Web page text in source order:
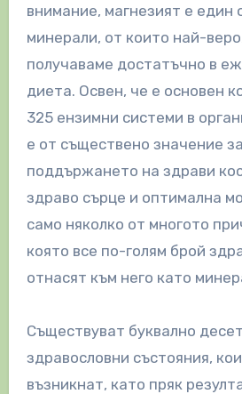
внимание, магнезият е
минерали, от които най-
получаваме достатъчно в
диета. Освен, че е основен
325 ензимни системи в
е от съществено значение
поддържането на здрави
здраво сърце и оптимална
само няколко от многото
която все по-голям брой
отнасят към него като
Съществуват буквално
здравословни състояния,
възникнат, като пряк